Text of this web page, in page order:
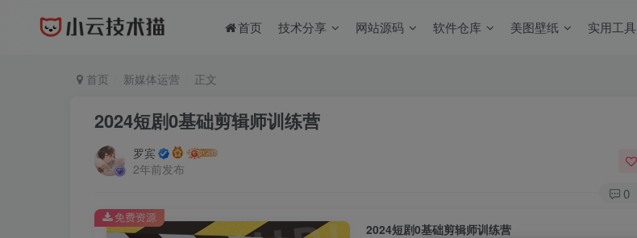
首页 技术分享 网站源码 软件仓库 美图壁纸 实用工具
首页 新媒体运营 正文
2024短剧0基础剪辑师训练营
罗宾
2年前发布
0
2024短剧0基础剪辑师训练营
免费资源